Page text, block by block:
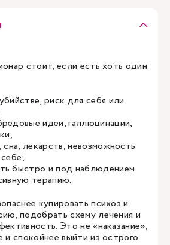
стоит, если есть хоть один
риск для себя или
идеи, галлюцинации,
лекарств, невозможность
быстро и под наблюдением
терапию.
купировать психоз и
подобрать схему лечения и
Это не «наказание»,
спокойнее выйти из острого